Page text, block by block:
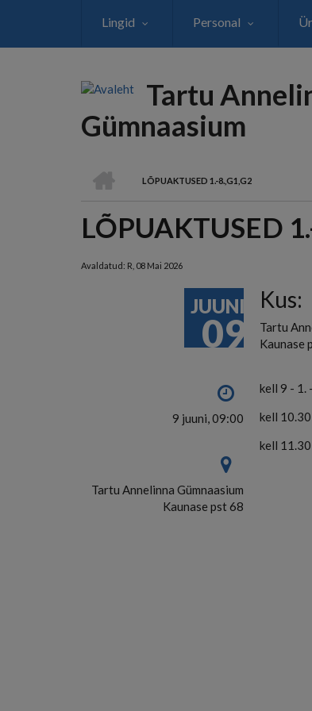
Lingid Personal
Tartu
Gümnaasium
LEIVAPURU
LÕPUAKTUSED 1.-8.,G1,G2
LÕPUAKTUSED
Avaldatud: R, 08 Mai 2026
JUUNI
09
9 juuni, 09:00
Tartu Annelinna Gümnaasium
Kaunase pst 68
Kus:
Tartu
Kaunase
kell 9 - 1.
kell 10.30
kell 11.30